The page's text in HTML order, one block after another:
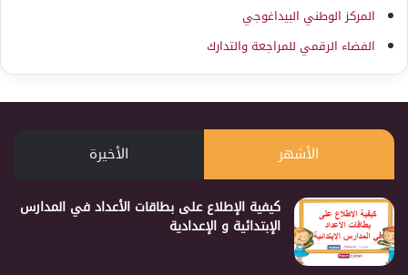
المركز الوطني البيداغوجي
الفضاء الرقمي للمراجعة والتدارك
الأشهر الأخيرة
كيفية الإطلاع على بطاقات الأعداد في المدارس
الإبتدائية و الإعدادية